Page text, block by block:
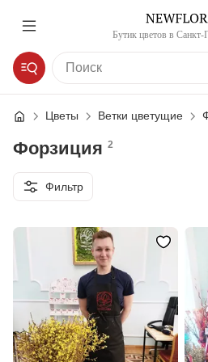
Бутик цветов в Санкт-
Цветы Ветки цветущие
Форзиция 2
Фильтр